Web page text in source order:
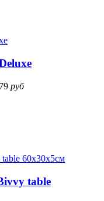
руб
table